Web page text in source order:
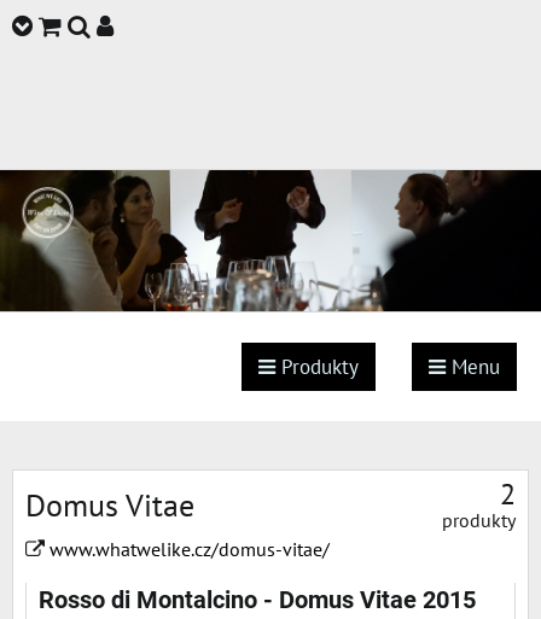
Produkty Menu
Domus Vitae
www.whatwelike.cz/domus-vitae/
2
produkty
Rosso di Montalcino - Domus Vitae 2015